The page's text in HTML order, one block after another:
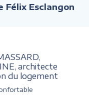
Félix Esclangon
architecte
du logement